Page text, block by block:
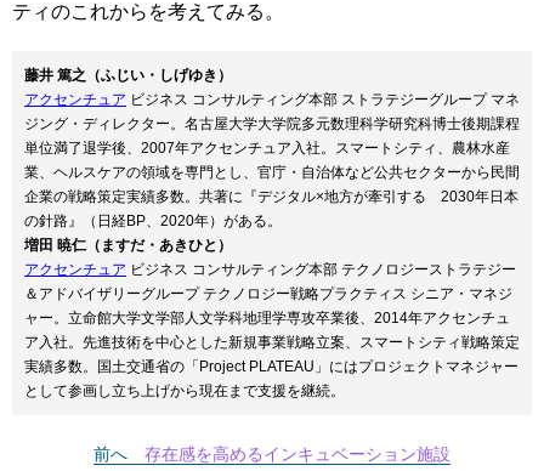
ティのこれからを考えてみる。
藤井 篤之（ふじい・しげゆき）
アクセンチュア ビジネス コンサルティング本部 ストラテジーグループ マネ
ジング・ディレクター。名古屋大学大学院多元数理科学研究科博士後期課程
単位満了退学後、2007年アクセンチュア入社。スマートシティ、農林水産
業、ヘルスケアの領域を専門とし、官庁・自治体など公共セクターから民間
企業の戦略策定実績多数。共著に『デジタル×地方が牽引する 2030年日本
の針路』（日経BP、2020年）がある。
増田 暁仁（ますだ・あきひと）
アクセンチュア ビジネス コンサルティング本部 テクノロジーストラテジー
＆アドバイザリーグループ テクノロジー戦略プラクティス シニア・マネジ
ャー。立命館大学文学部人文学科地理学専攻卒業後、2014年アクセンチュ
ア入社。先進技術を中心とした新規事業戦略立案、スマートシティ戦略策定
実績多数。国土交通省の「Project PLATEAU」にはプロジェクトマネジャー
として参画し立ち上げから現在まで支援を継続。
前へ 存在感を高めるインキュベーション施設